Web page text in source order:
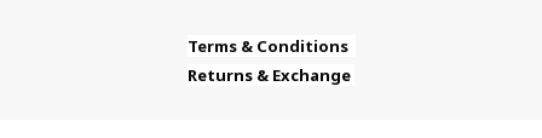
Terms & Conditions
Returns & Exchange